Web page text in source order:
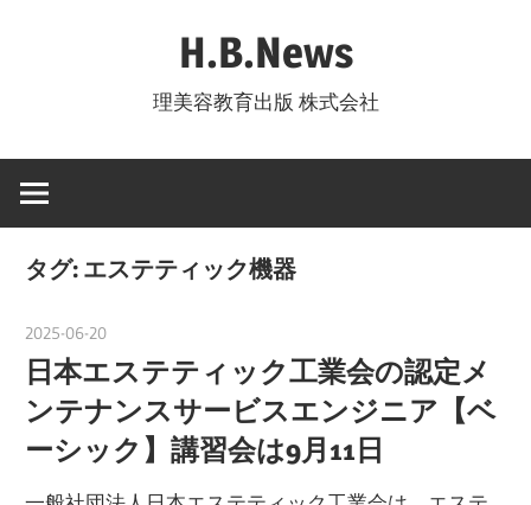
ツ
ス
H.B.News
理美容教育出版 株式会社
タグ: エステティック機器
2025-06-20
日本エステティック工業会の認定メ
ンテナンスサービスエンジニア【ベ
ーシック】講習会は9月11日